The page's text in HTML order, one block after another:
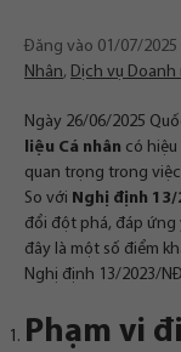
Đăng vào 01/07/2025
Nhân, Dịch vụ Doanh
Ngày 26/06/2025
liệu Cá nhân có
quan trọng trong
So với Nghị định
đổi đột phá, đáp ứng
đây là một số điểm
Nghị định 13/2023/
Phạm vi